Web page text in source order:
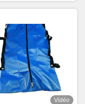
Vidéo